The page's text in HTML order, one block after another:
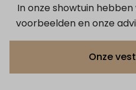
In onze showtuin
voorbeelden en onze
Onze